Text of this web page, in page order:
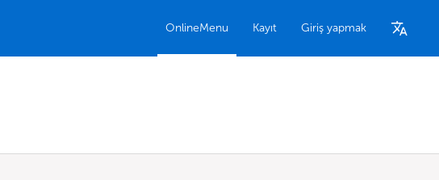
OnlineMenu Kayıt Giriş yapmak